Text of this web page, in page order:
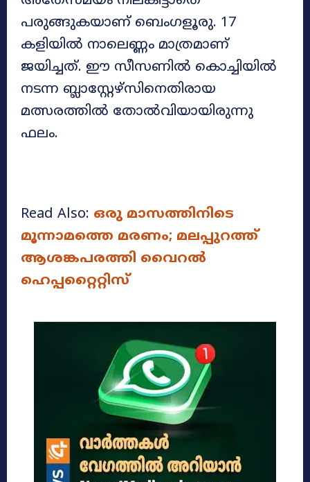
പരുങ്ങുകയാണ് ബെംഗളൂരു. 17
കളിയിൽ നാലെണ്ണം മാത്രമാണ്
ജയിച്ചത്. ഈ സീസണിൽ കൊച്ചിയിൽ
നടന്ന ബ്ലാസ്റ്റേഴ്‌സിനെതിരായ
മത്സരത്തിൽ തോൽവിയായിരുന്നു
ഫലം.
Read Also: ഒരു മാസത്തിനിടെ
മൂന്നാമത്തെ മരണം; മലപ്പുറത്ത്
ആശങ്കപരത്തി വൈറൽ
ഹെപ്പറ്റൈറ്റിസ്